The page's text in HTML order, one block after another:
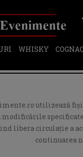
WHISKY
utilizează
libera circulație a
continuarea